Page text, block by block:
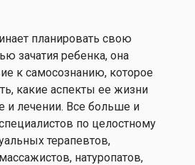
планировать свою
зачатия ребенка, она
к самосознанию, которое
какие аспекты ее жизни
и лечении. Все больше и
по целостному
терапевтов,
натуропатов,